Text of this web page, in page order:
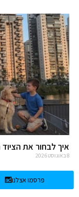
איך לבחור את
8 באוגוסט 2026
עדכונים
פרסמו אצלנו